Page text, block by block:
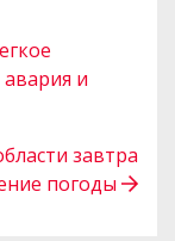
и
завтра
погоды